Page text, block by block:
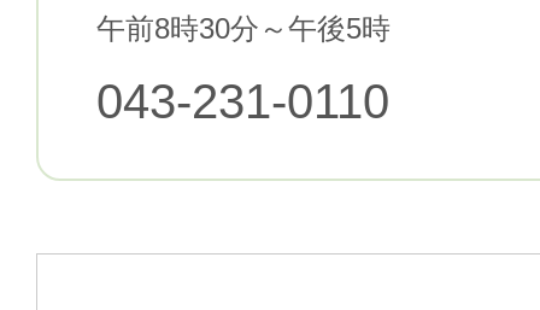
午前8時30分～午後5時
043-231-0110